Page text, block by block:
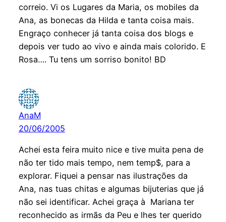
correio. Vi os Lugares da Maria, os mobiles da
Ana, as bonecas da Hilda e tanta coisa mais.
Engraço conhecer já tanta coisa dos blogs e
depois ver tudo ao vivo e ainda mais colorido. E
Rosa…. Tu tens um sorriso bonito! BD
AnaM
20/06/2005
Achei esta feira muito nice e tive muita pena de
não ter tido mais tempo, nem temp$, para a
explorar. Fiquei a pensar nas ilustrações da
Ana, nas tuas chitas e algumas bijuterias que já
não sei identificar. Achei graça à Mariana ter
reconhecido as irmãs da Peu e lhes ter querido